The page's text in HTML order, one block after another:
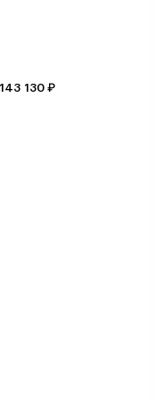
130 ₽